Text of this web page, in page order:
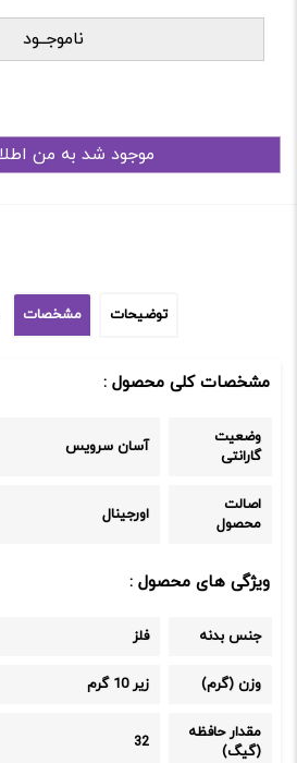
ناموجــود
توضیحات مشخصات
مشخصات کلی محصول :
وضعیت
گارانتی
آسان سرویس
اصالت
محصول
اورجینال
ویژگی های محصول :
جنس بدنه فلز
وزن (گرم) زیر 10 گرم
مقدار حافظه
(گیگ)
32